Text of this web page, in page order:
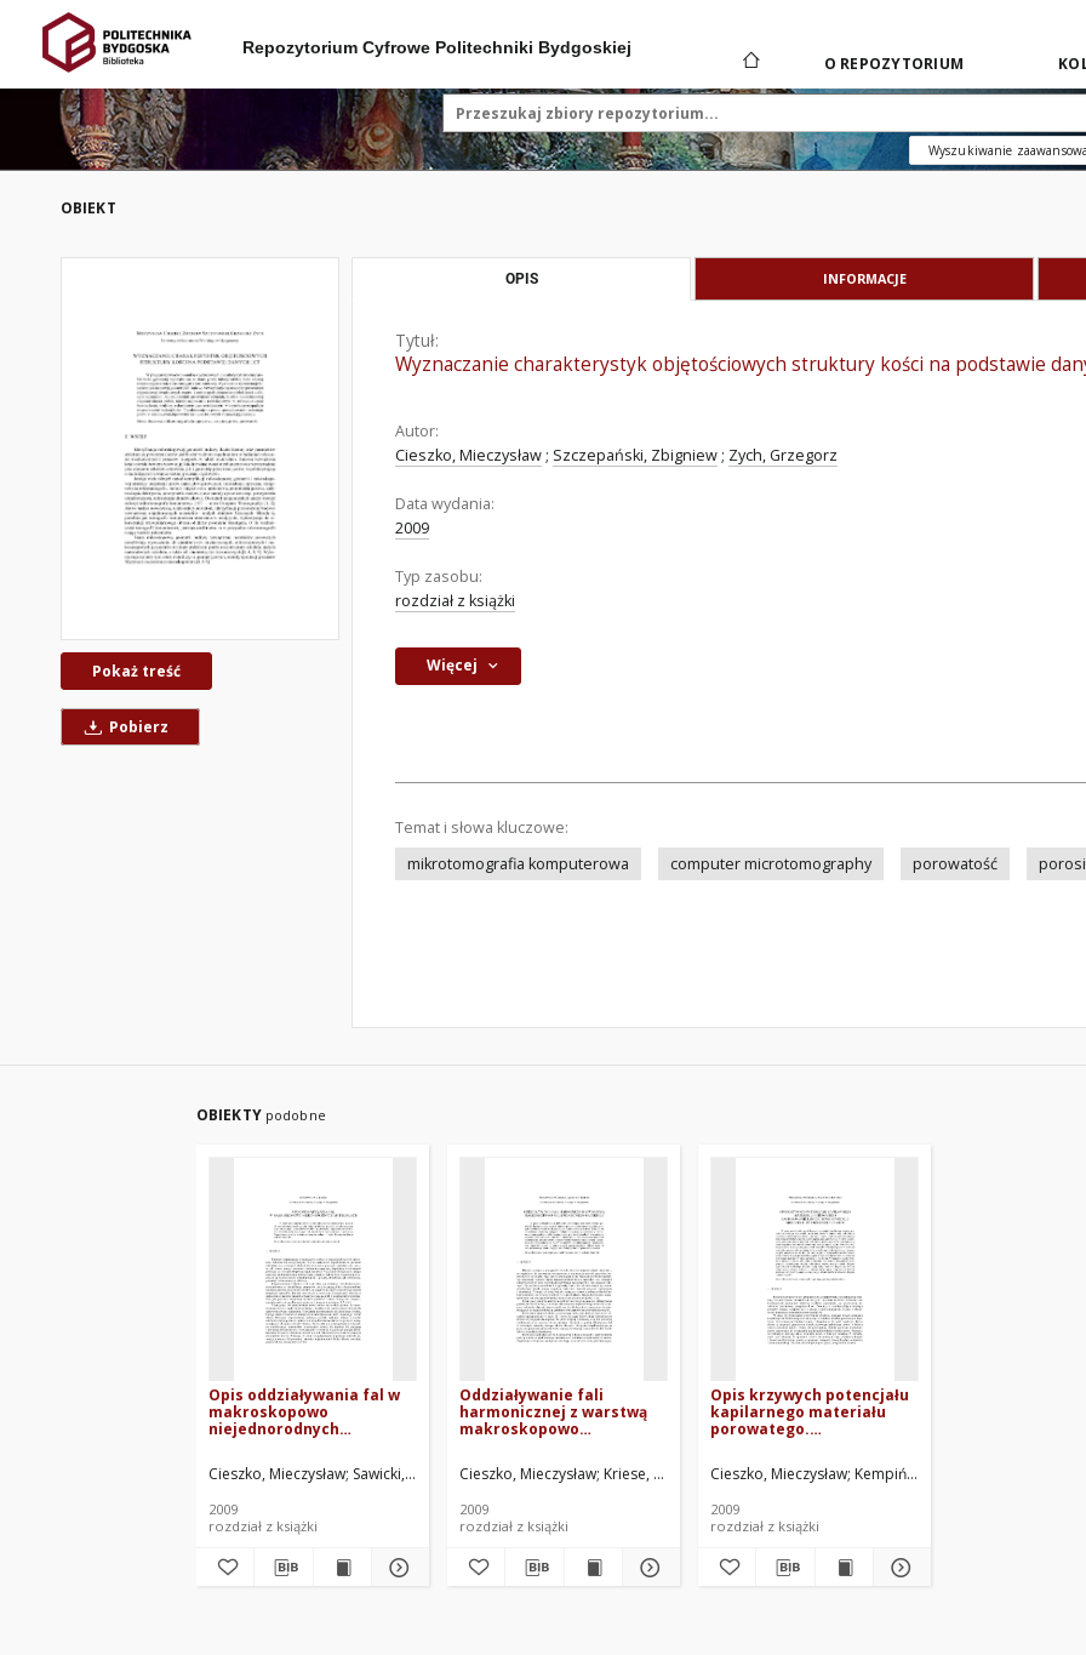
Repozytorium Cyfrowe Politechniki Bydgoskiej
O REPOZYTORIUM
Wyszukiwanie
OBIEKT
Pokaż treść
Pobierz
OPIS INFORMACJE
Tytuł:
Wyznaczanie charakterystyk objętościowych struktury kości na podstawie
Autor:
Cieszko, Mieczysław ; Szczepański, Zbigniew ; Zych, Grzegorz
Data wydania:
2009
Typ zasobu:
rozdział z książki
Więcej
Temat i słowa kluczowe:
mikrotomografia komputerowa
computer microtomography porowatość
OBIEKTY podobne
Opis oddziaływania fal w
makroskopowo
niejednorodnych
Cieszko, Mieczysław Sawicki, Jerzy Ryszard. Red.
2009
rozdział z książki
Oddziaływanie fali
harmonicznej z warstwą
makroskopowo
materiału
Cieszko, Mieczysław Kriese, Wojciech Sawicki, Jerzy Ryszard. Red.
2009
rozdział z książki
Opis krzywych potencjału
kapilarnego materiału
porowatego.
łańcuchowego modelu
architektury przestrzeni
Cieszko, Mieczysław Kempiński, Marcin
2009
rozdział z książki